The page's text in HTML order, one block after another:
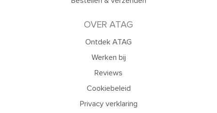
OVER ATAG
Ontdek ATAG
Werken bij
Reviews
Cookiebeleid
Privacy verklaring